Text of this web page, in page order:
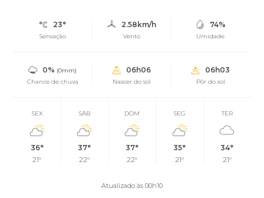
23°
Sensação
2.58km/h
Vento
74%
Umidade
0% (0mm)
Chance de chuva
06h06
Nascer do sol
06h03
Pôr do sol
SEX
36°
21°
SÁB
37°
22°
DOM
37°
22°
SEG
35°
21°
TER
34°
21°
Atualizado às 00h10